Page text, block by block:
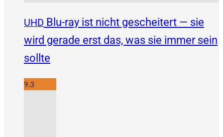
UHD Blu-ray ist nicht gescheitert — sie
wird gerade erst das, was sie immer sein
sollte
9.3